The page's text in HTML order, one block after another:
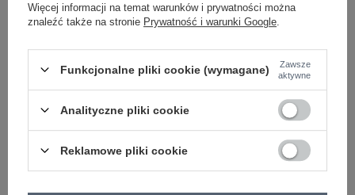
Zobacz wszystkie kolory (+1)
ZALOGUJ SIĘ I ZOBACZ CENĘ
Więcej informacji na temat warunków i prywatności można
znaleźć także na stronie Prywatność i warunki Google
Funkcjonalne pliki cookie (wymagane)
Zawsze
aktywne
Analityczne pliki cookie
Reklamowe pliki cookie